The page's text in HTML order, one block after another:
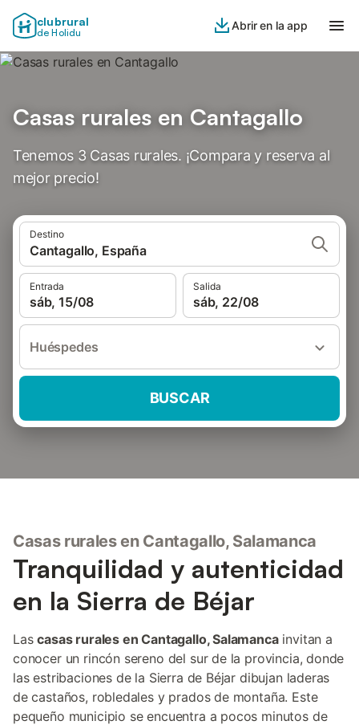
clubrural
de Holidu
Abrir en la app
Casas rurales en Cantagallo
Tenemos 3 Casas rurales. ¡Compara y reserva al
mejor precio!
Destino
Cantagallo, España
Entrada
sáb, 15/08
Salida
sáb, 22/08
Huéspedes
BUSCAR
Casas rurales en Cantagallo, Salamanca
Tranquilidad y autenticidad
en la Sierra de Béjar
Lascasas rurales en Cantagallo, Salamancainvitan a
conocer un rincón sereno del sur de la provincia, donde
las estribaciones de la Sierra de Béjar dibujan laderas
de castaños, robledales y prados de montaña. Este
pequeño municipio se encuentra a pocos minutos de